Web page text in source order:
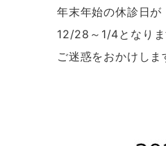
年末年始の休診日が
12/28～1/4となりま
ご迷惑をおかけし